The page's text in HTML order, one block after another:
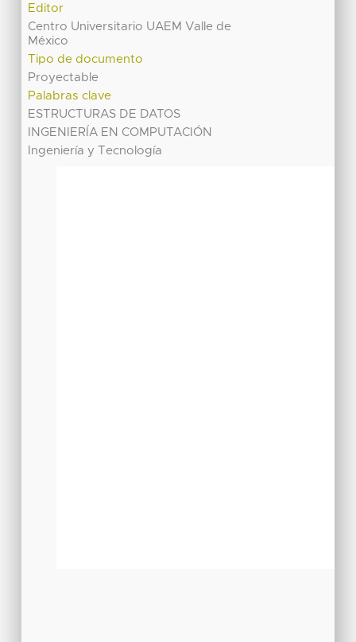
Editor
Centro Universitario UAEM Valle de
México
Tipo de documento
Proyectable
Palabras clave
ESTRUCTURAS DE DATOS
INGENIERÍA EN COMPUTACIÓN
Ingeniería y Tecnología